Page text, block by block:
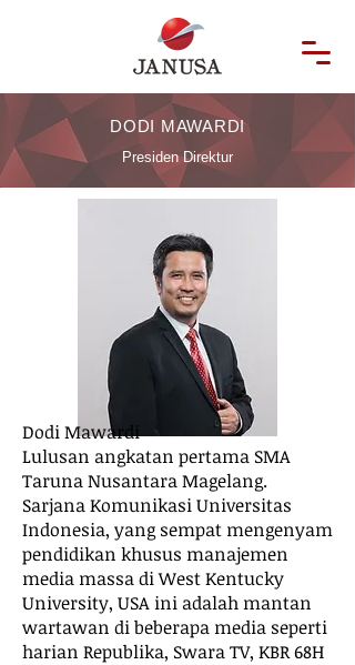
DODI MAWARDI
Presiden Direktur
Dodi Mawardi
Lulusan angkatan pertama SMA
Taruna Nusantara Magelang.
Sarjana Komunikasi Universitas
Indonesia, yang sempat mengenyam
pendidikan khusus manajemen
media massa di West Kentucky
University, USA ini adalah mantan
wartawan di beberapa media seperti
harian Republika, Swara TV, KBR 68H